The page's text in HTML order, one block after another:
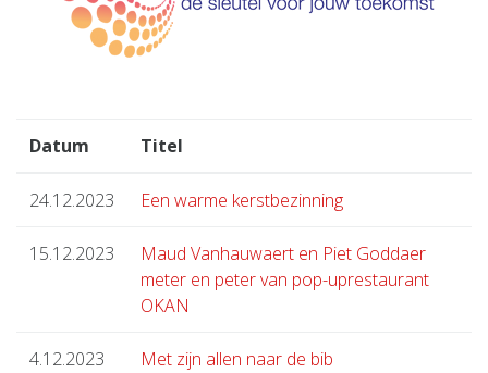
Datum Titel
24.12.2023 Een warme kerstbezinning
15.12.2023
Maud Vanhauwaert en Piet Goddaer
meter en peter van pop-uprestaurant
OKAN
4.12.2023 Met zijn allen naar de bib